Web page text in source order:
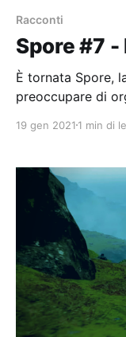
Racconti
Spore #7
È tornata Spore,
preoccupare di
vaporwave che
19 gen 2021 1 min di